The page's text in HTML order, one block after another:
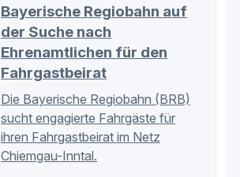
Bayerische Regiobahn auf
der Suche nach
Ehrenamtlichen für den
Fahrgastbeirat
Die Bayerische Regiobahn (BRB)
sucht engagierte Fahrgäste für
ihren Fahrgastbeirat im Netz
Chiemgau-Inntal.